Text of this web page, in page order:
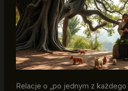
Relacje o „po jednym z każdego